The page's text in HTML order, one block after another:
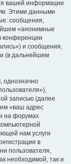
вашей информации
Этими данными
сообщения,
«анонимные
конференции
и сообщения,
(в дальнейшем
однозначно
записью (далее
«ваш адрес
на форумах
нам услуги
в
пользователя,
необходимой, так и